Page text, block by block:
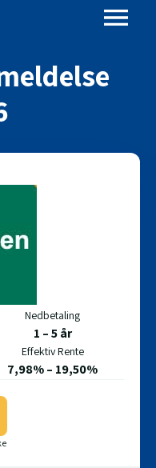
Nedbetaling
1 – 5 år
Effektiv Rente
7,98% – 19,50%